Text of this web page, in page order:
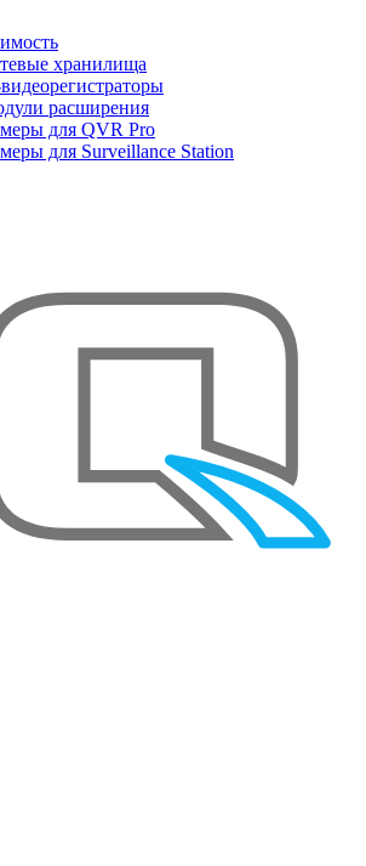
хранилища
расширения
для QVR Pro
для Surveillance Station